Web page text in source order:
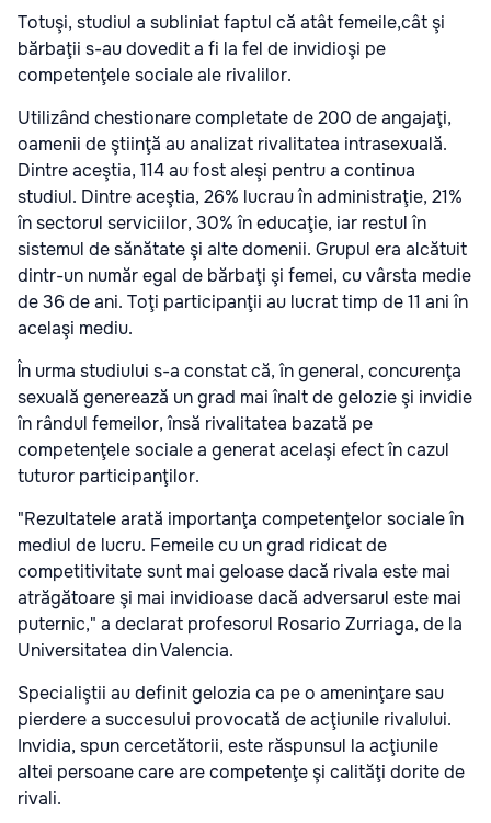
Totuşi, studiul a subliniat faptul că atât femeile,cât şi
bărbaţii s-au dovedit a fi la fel de invidioşi pe
competenţele sociale ale rivalilor.
Utilizând chestionare completate de 200 de angajaţi,
oamenii de ştiinţă au analizat rivalitatea intrasexuală.
Dintre aceştia, 114 au fost aleşi pentru a continua
studiul. Dintre aceştia, 26% lucrau în administraţie, 21%
în sectorul serviciilor, 30% în educaţie, iar restul în
sistemul de sănătate şi alte domenii. Grupul era alcătuit
dintr-un număr egal de bărbaţi şi femei, cu vârsta medie
de 36 de ani. Toţi participanţii au lucrat timp de 11 ani în
acelaşi mediu.
În urma studiului s-a constat că, în general, concurenţa
sexuală generează un grad mai înalt de gelozie şi invidie
în rândul femeilor, însă rivalitatea bazată pe
competenţele sociale a generat acelaşi efect în cazul
tuturor participanţilor.
"Rezultatele arată importanţa competenţelor sociale în
mediul de lucru. Femeile cu un grad ridicat de
competitivitate sunt mai geloase dacă rivala este mai
atrăgătoare şi mai invidioase dacă adversarul este mai
puternic," a declarat profesorul Rosario Zurriaga, de la
Universitatea din Valencia.
Specialiştii au definit gelozia ca pe o ameninţare sau
pierdere a succesului provocată de acţiunile rivalului.
Invidia, spun cercetătorii, este răspunsul la acţiunile
altei persoane care are competenţe şi calităţi dorite de
rivali.